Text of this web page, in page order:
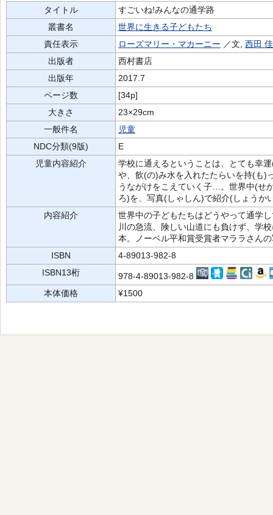
タイトル
すごいね!みんなの通学路
叢書名
世界に生きる子どもたち
責任表示
ローズマリー・マカーニー ／文, 西田
出版者
西村書店
出版年
2017.7
ページ数
[34p]
大きさ
23×29cm
一般件名
児童
NDC分類(9版)
E
児童内容紹介
学校に通えるということは、とても幸
や、飲(の)み水を入れたたらいを持(も)
うながけをこえていく子…。世界中(せ
ろ)を、写真(しゃしん)で紹介(しょうか
内容紹介
世界中の子どもたちはどうやって通学
川の急流、険しい山道にも負けず、学
本。ノーベル平和賞受賞者マララさん
ISBN
4-89013-982-8
ISBN13桁
978-4-89013-982-8
本体価格
¥1500